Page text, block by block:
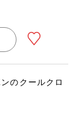
のクールクロ